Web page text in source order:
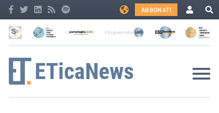
ABBONATI